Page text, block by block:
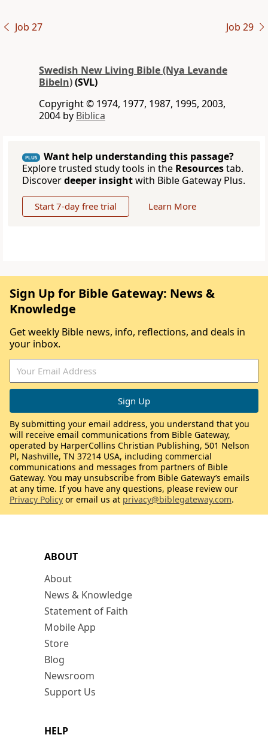
Job 27 Job 29
Swedish New Living Bible (Nya Levande
Bibeln)(SVL)
Copyright © 1974, 1977, 1987, 1995, 2003,
2004 by Biblica
PLUS
Want help understanding this passage?
Explore trusted study tools in the Resourcestab.
Discoverdeeper insightwith Bible Gateway Plus.
Start 7-day free trial Learn More
ABOUT
About
News & Knowledge
Statement of Faith
Mobile App
Store
Blog
Newsroom
Support Us
HELP
Sign Up for Bible Gateway: News &
Knowledge
Get weekly Bible news, info, reflections, and deals in
your inbox.
By submitting your email address, you understand that you
will receive email communications from Bible Gateway,
operated by HarperCollins Christian Publishing, 501 Nelson
Pl, Nashville, TN 37214 USA, including commercial
communications and messages from partners of Bible
Gateway. You may unsubscribe from Bible Gateway’s emails
at any time. If you have any questions, please review our
Privacy Policy or email us at privacy@biblegateway.com.